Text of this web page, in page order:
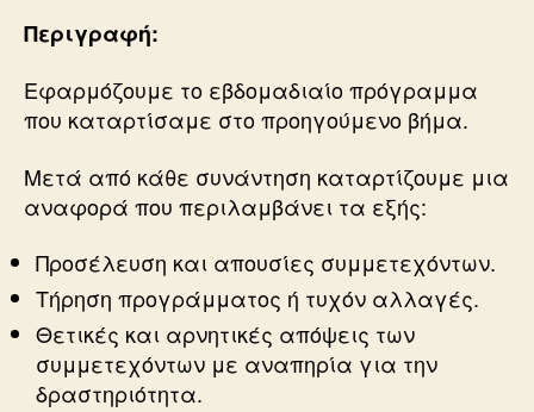
Περιγραφή:
Εφαρμόζουμε το εβδομαδιαίο πρόγραμμα
που καταρτίσαμε στο προηγούμενο βήμα.
Μετά από κάθε συνάντηση καταρτίζουμε μια
αναφορά που περιλαμβάνει τα εξής:
Προσέλευση και απουσίες συμμετεχόντων.
Τήρηση προγράμματος ή τυχόν αλλαγές.
Θετικές και αρνητικές απόψεις των
συμμετεχόντων με αναπηρία για την
δραστηριότητα.